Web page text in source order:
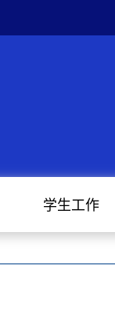
学生工作